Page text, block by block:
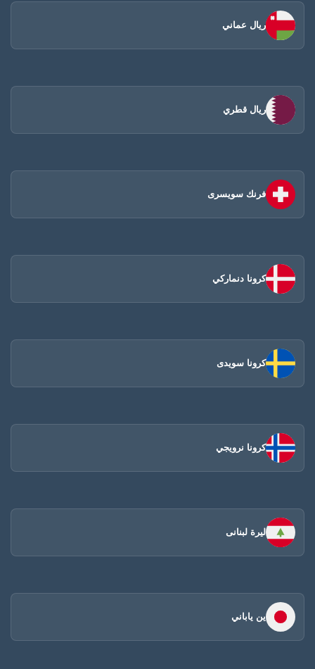
ريال عماني
ريال قطري
فرنك سويسرى
كرونا دنماركي
كرونا سويدى
كرونا نرويجي
ليرة لبنانى
ين ياباني